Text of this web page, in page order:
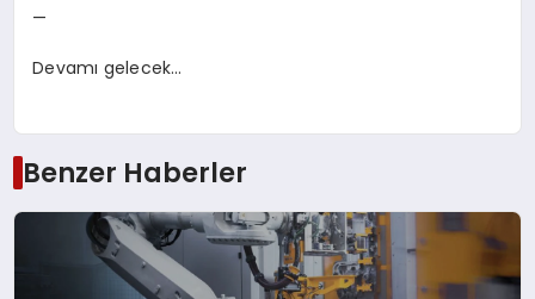
—
Devamı gelecek…
Benzer Haberler